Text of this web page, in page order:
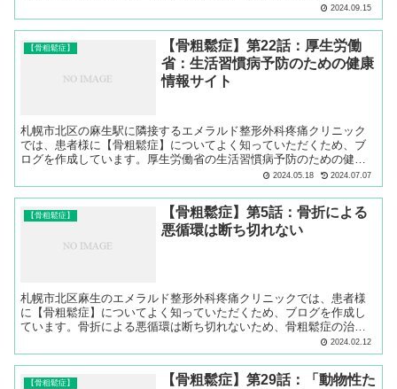
2024.09.15
【骨粗鬆症】
【骨粗鬆症】第22話：厚生労働
省：生活習慣病予防のための健康
情報サイト
札幌市北区の麻生駅に隣接するエメラルド整形外科疼痛クリニック
では、患者様に【骨粗鬆症】についてよく知っていただくため、ブ
ログを作成しています。厚生労働省の生活習慣病予防のための健康
2024.05.18 2024.07.07
【骨粗鬆症】
【骨粗鬆症】第5話：骨折による
悪循環は断ち切れない
札幌市北区麻生のエメラルド整形外科疼痛クリニックでは、患者様
に【骨粗鬆症】についてよく知っていただくため、ブログを作成し
ています。骨折による悪循環は断ち切れないため、骨粗鬆症の治療
2024.02.12
【骨粗鬆症】
【骨粗鬆症】第29話：「動物性た